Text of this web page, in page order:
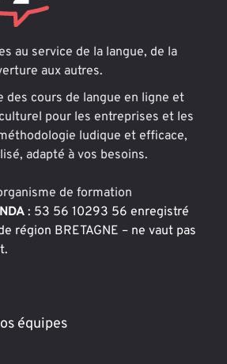
au service de la langue, de la
aux autres.
des cours de langue en ligne et
pour les entreprises et les
ludique et efficace,
adapté à vos besoins.
de formation
NDA : 53 56 10293 56 enregistré
région BRETAGNE – ne vaut pas
équipes